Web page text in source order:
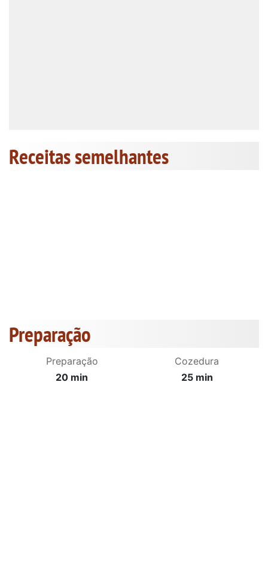
Receitas semelhantes
Preparação
Preparação
20 min
Cozedura
25 min